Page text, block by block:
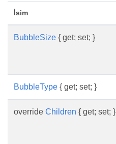
İsim
BubbleSize { get; set; }
BubbleType { get; set; }
override Children { get; set; }